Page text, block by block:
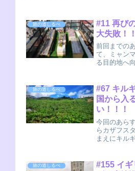
旅の道しるべ
#11 再び
大失敗！
前回までの
て、ミャン
る目的地へ
2018年 10
ル しょうが
はとうとう
旅の道しるべ
#67 キル
国から入
い！！！
今回のあら
らカザフス
まえにキル
記事になり
旅の道しるべ
#155 イ